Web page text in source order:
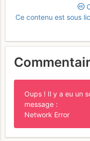
Ce contenu est sous
Oups ! Il y a eu un
message :
Network Error